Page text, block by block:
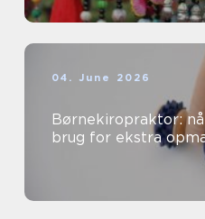
04. June 2026
Børnekiropraktor:
brug for ekstra